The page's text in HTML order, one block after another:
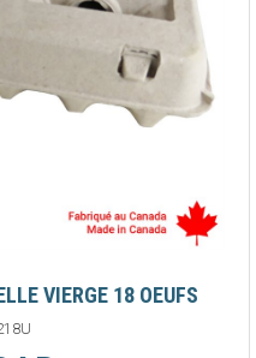
VIERGE 18 OEUFS